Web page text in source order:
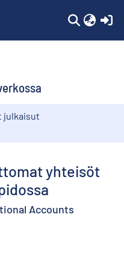
julkaisut
yhteisöt
Accounts